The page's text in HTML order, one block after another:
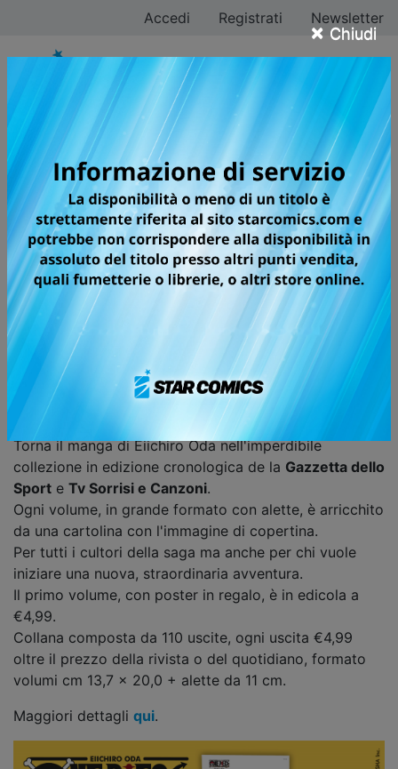
× Chiudi
Accedi Registrati Newsletter
ONE PIECE in edicola
con Gazzetta dello
Sport e Tv Sorrisi e
Canzoni
Il primo volume è disponibile
Pubblicata il 10/03/2026 — Ultimo aggiornamento
10/03/2026
Condividi
Torna il manga di Eiichiro Oda nell'imperdibile
collezione in edizione cronologica de la Gazzetta dello
Sport e Tv Sorrisi e Canzoni.
Ogni volume, in grande formato con alette, è arricchito
da una cartolina con l'immagine di copertina.
Per tutti i cultori della saga ma anche per chi vuole
iniziare una nuova, straordinaria avventura.
Il primo volume, con poster in regalo, è in edicola a
€4,99.
Collana composta da 110 uscite, ogni uscita €4,99
oltre il prezzo della rivista o del quotidiano, formato
volumi cm 13,7 x 20,0 + alette da 11 cm.
Maggiori dettagli qui.